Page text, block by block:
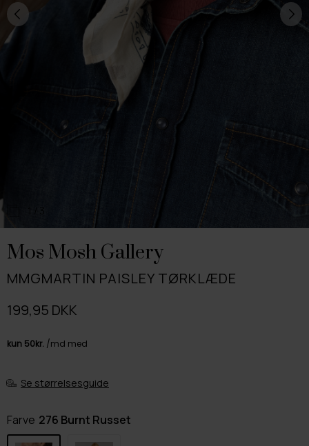
Mos Mosh Gallery
MMGMARTIN PAISLEY TØRKLÆDE
199,95 DKK
Se størrelsesguide
Farve 276 Burnt Russet